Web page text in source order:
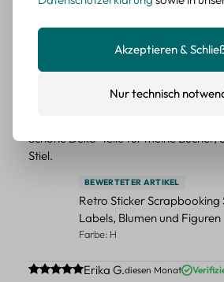
BEWERTETER ARTIKEL
Retro Blumen Sticker Set –
verschiedene Motive
Durchschnittliche Bewertung von 5
Erika G.diesen Monat
Schöne Deko-Teile für meine Bücher,
Stiel.
BEWERTETER ARTIKEL
Retro Sticker Scrapbooking
Labels, Blumen und Figuren
Farbe: H
Durchschnittliche Bewertung von 5 von
Erika G.diesen Monat
Nur technisch
Akzeptieren &